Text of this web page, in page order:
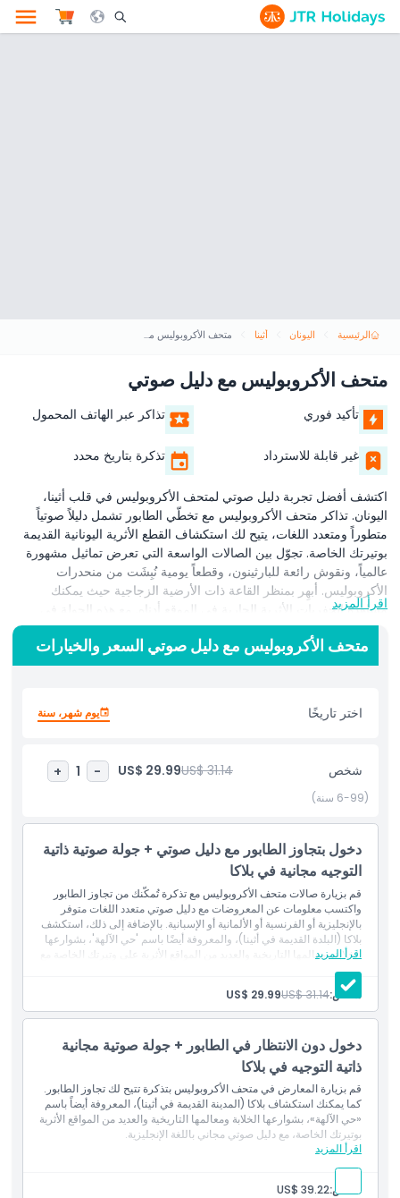
Search Opener Icon
الرئيسية اليونان أثينا متحف الأكروبوليس مع دليل صوتي
متحف الأكروبوليس مع دليل صوتي
تأكيد فوري تذاكر عبر الهاتف المحمول
غير قابلة للاسترداد تذكرة بتاريخ محدد
اكتشف أفضل تجربة دليل صوتي لمتحف الأكروبوليس في قلب أثينا،
اليونان. تذاكر متحف الأكروبوليس مع تخطّي الطابور تشمل دليلاً صوتياً
متطوراً ومتعدد اللغات، يتيح لك استكشاف القطع الأثرية اليونانية القديمة
بوتيرتك الخاصة. تجوّل بين الصالات الواسعة التي تعرض تماثيل مشهورة
عالمياً، ونقوش رائعة للبارثينون، وقطعاً يومية نُبِشَت من منحدرات
الأكروبوليس. أبهِر بمنظر القاعة ذات الأرضية الزجاجية حيث يمكنك
مشاهدة الحفريات الأثرية الجارية في الموقع أدناه. مع هذه الجولة في
متحف الأكروبوليس، ستحصل على رؤى داخلية حول روائع الرخام
الكلاسيكية، وتتعلم عن ميلاد الديمقراطية، وتكتشف القصص الخفية وراء
كل معرض. التقط صوراً مذهلة للبارثينون من مقهى التراس البانورامي
والمسافرين الثقافيين والعائلات، تضمن هذه الجولة الصوتية الذاتية لمتحف
أثينا دخولاً سهلاً دون طابور واستكشافاً مرناً. احجز تذاكر متحف
حيث تنبض التراث اليوناني القديم بالحياة مع كل تفصيل مسموع.
أبرز المعالم
المتضمنات
سياسة الأطفال والبالغين
ما يجب معرفته
الموقع
اقرأ المزيد
متحف الأكروبوليس مع دليل صوتي السعر والخيارات
اختر تاريخًا يوم شهر، سنة
شخص US$ 31.14
US$ 29.99
-
1
+
(6-99 سنة)
دخول بتجاوز الطابور مع دليل صوتي + جولة صوتية ذاتية
التوجيه مجانية في بلاكا
قم بزيارة صالات متحف الأكروبوليس مع تذكرة تُمكّنك من تجاوز الطابور
واكتسب معلومات عن المعروضات مع دليل صوتي متعدد اللغات متوفر
بالإنجليزية أو الفرنسية أو الألمانية أو الإسبانية. بالإضافة إلى ذلك، استكشف
بلاكا (البلدة القديمة في أثينا)، والمعروفة أيضًا باسم 'حي الآلهة'، بشوارعها
الخلابة ومعالمها التاريخية والعديد من المواقع الأثرية على وتيرتك الخاصة مع
دليل صوتي إنجليزي مجاني.
اقرأ المزيد
شخص:US$ 31.14
US$ 29.99
دخول دون الانتظار في الطابور + جولة صوتية مجانية
ذاتية التوجيه في بلاكا
قم بزيارة المعارض في متحف الأكروبوليس بتذكرة تتيح لك تجاوز الطابور.
كما يمكنك استكشاف بلاكا (المدينة القديمة في أثينا)، المعروفة أيضاً باسم
«حي الآلهة»، بشوارعها الخلابة ومعالمها التاريخية والعديد من المواقع الأثرية
بوتيرتك الخاصة، مع دليل صوتي مجاني باللغة الإنجليزية.
اقرأ المزيد
شخص:US$ 39.22